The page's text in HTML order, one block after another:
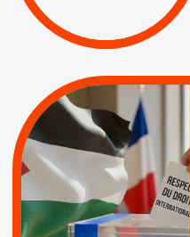
| Pétitions
MUNICIPALES 2026 :
JE VOTE POUR LE
RESPECT DU DROIT
INTERNATIONAL EN
PALESTINE
APPELS | Actus |